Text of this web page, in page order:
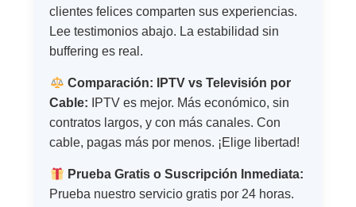
clientes felices comparten sus experiencias.
Lee testimonios abajo. La estabilidad sin
buffering es real.
Comparación: IPTV vs Televisión por
Cable: IPTV es mejor. Más económico, sin
contratos largos, y con más canales. Con
cable, pagas más por menos. ¡Elige libertad!
Prueba Gratis o Suscripción Inmediata:
Prueba nuestro servicio gratis por 24 horas.